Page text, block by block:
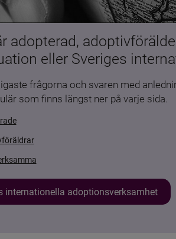
adopterad,
eller Sveriges
frågorna och svaren med
som finns längst ner på varje sida.
internationella adoptionsverksamhet